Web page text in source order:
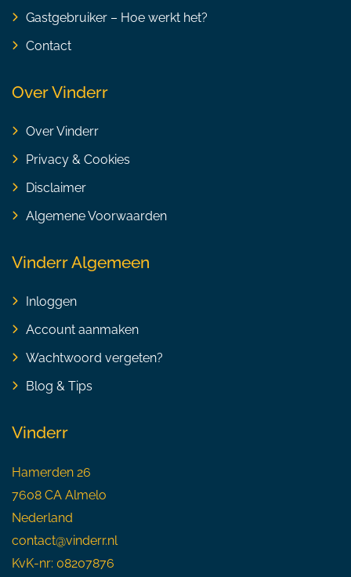
Gastgebruiker – Hoe werkt het?
Contact
Over Vinderr
Over Vinderr
Privacy & Cookies
Disclaimer
Algemene Voorwaarden
Vinderr Algemeen
Inloggen
Account aanmaken
Wachtwoord vergeten?
Blog & Tips
Vinderr
Hamerden 26
7608 CA Almelo
Nederland
contact@vinderr.nl
KvK-nr: 08207876